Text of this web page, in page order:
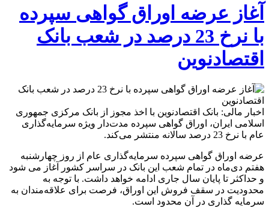
عرضه
اوراق
سپرده
نرخ
23
درصد
در
شعب
بانک
اقتصادنوین
آغاز عرضه اوراق گواهی سپرده
با نرخ 23 درصد در شعب بانک
اقتصادنوین
اخبار مالی: بانک اقتصادنوین با اخذ مجوز از بانک مرکزی جمهوری
اسلامی ایران، اوراق گواهی سپرده مدت‌دار ویژه سرمایه‌گذاری
عام با نرخ 23 درصد سالانه منتشر می‌کند.
عرضه اوراق گواهی سپرده سرمایه‌گذاری عام از روز چهارشنبه
هفتم دی‌ماه در تمام شعب این بانک در سراسر کشور آغاز می شود
و حداکثر تا پایان سال جاری ادامه خواهد داشت. با توجه به
محدودیت در سقف فروش این اوراق، فرصت برای علاقه‌مندان به
سرمایه گذاری در آن محدود است.